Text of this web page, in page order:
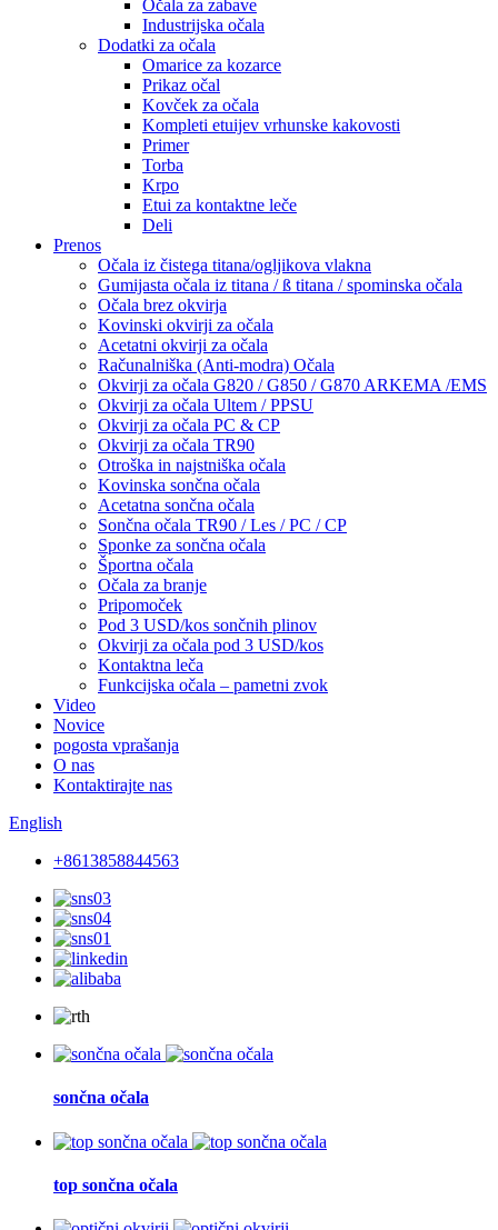
Očala za zabave
Industrijska očala
Dodatki za očala
Omarice za kozarce
Prikaz očal
Kovček za očala
Kompleti etuijev vrhunske kakovosti
Primer
Torba
Krpo
Etui za kontaktne leče
Deli
Prenos
Očala iz čistega titana/ogljikova vlakna
Gumijasta očala iz titana / ß titana / spominska očala
Očala brez okvirja
Kovinski okvirji za očala
Acetatni okvirji za očala
Računalniška (Anti-modra) Očala
Okvirji za očala G820 / G850 / G870 ARKEMA /EMS
Okvirji za očala Ultem / PPSU
Okvirji za očala PC & CP
Okvirji za očala TR90
Otroška in najstniška očala
Kovinska sončna očala
Acetatna sončna očala
Sončna očala TR90 / Les / PC / CP
Sponke za sončna očala
Športna očala
Očala za branje
Pripomoček
Pod 3 USD/kos sončnih plinov
Okvirji za očala pod 3 USD/kos
Kontaktna leča
Funkcijska očala – pametni zvok
Video
Novice
pogosta vprašanja
O nas
Kontaktirajte nas
English
+8613858844563
sončna očala
top sončna očala